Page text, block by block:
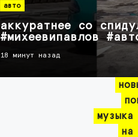
авто
аккуратнее со
#михеевипавлов
18 минут назад
музыка
на